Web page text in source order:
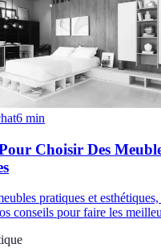
6 min
Choisir Des
pratiques et
conseils pour faire les